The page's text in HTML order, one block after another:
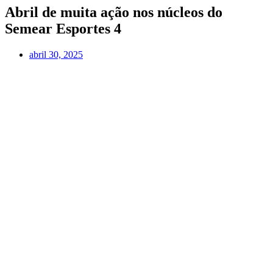
Abril de muita ação nos núcleos do
Semear Esportes 4
abril 30, 2025